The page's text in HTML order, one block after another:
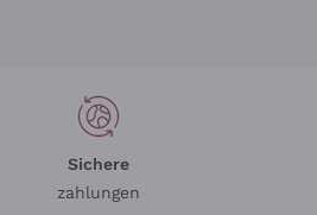
Sichere
zahlungen